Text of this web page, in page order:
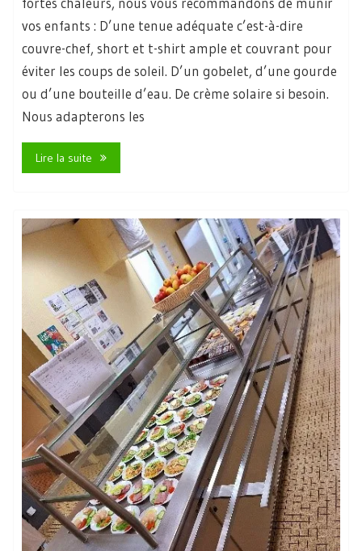
vos enfants : D’une tenue adéquate c’est-à-dire
couvre-chef, short et t-shirt ample et couvrant pour
éviter les coups de soleil. D’un gobelet, d’une gourde
ou d’une bouteille d’eau. De crème solaire si besoin.
Nous adapterons les
Lire la suite